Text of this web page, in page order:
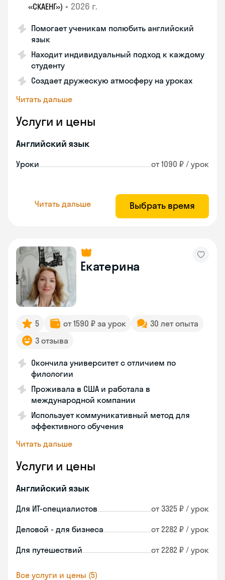
«СКАЕНГ») • 2026 г.
Помогает ученикам полюбить английский
язык
Находит индивидуальный подход к каждому
студенту
Создает дружескую атмосферу на уроках
Читать дальше
Услуги и цены
Английский язык
Уроки от 1090 ₽ / урок
Читать дальше Выбрать время
Екатерина
5 от 1590 ₽ за урок
30 лет опыта
3 отзыва
Окончила университет с отличием по
филологии
Проживала в США и работала в
международной компании
Использует коммуникативный метод для
эффективного обучения
Читать дальше
Услуги и цены
Английский язык
Для ИТ-специалистов от 3325 ₽ / урок
Деловой - для бизнеса от 2282 ₽ / урок
Для путешествий от 2282 ₽ / урок
Все услуги и цены (5)